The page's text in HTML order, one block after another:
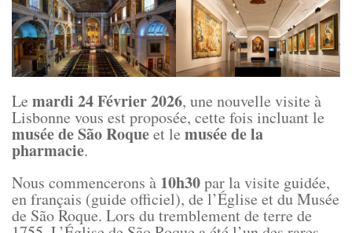
Le mardi 24 Février 2026, une nouvelle visite à
Lisbonne vous est proposée, cette fois incluant le
musée de São Roqueet le musée de la
pharmacie.
Nous commencerons à 10h30par la visite guidée,
en français (guide officiel), de l’Église et du Musée
de São Roque. Lors du tremblement de terre de